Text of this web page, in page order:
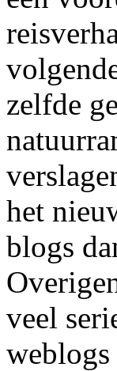
zelfde
het
blogs
veel